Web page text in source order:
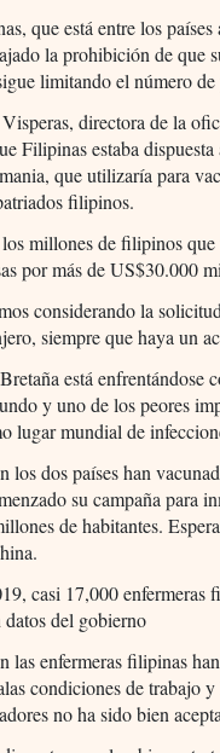
que está entre los
la prohibición de que
limitando el número
directora de la
Filipinas estaba
que utilizaría para
filipinos.
millones de filipinos que
por más de US$30.000
considerando la
siempre que haya un
está enfrentándose
y uno de los peores
lugar mundial de
los dos países han
su campaña para
de habitantes.
casi 17,000 enfermeras
datos del gobierno
las enfermeras filipinas
condiciones de trabajo
no ha sido bien